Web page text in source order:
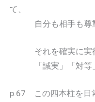
て、
自分も相手も尊重
それを確実に実行
「誠実」「対等」
p.67 この四本柱を日